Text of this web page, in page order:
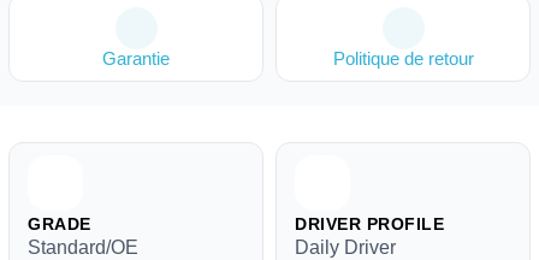
Garantie Politique de retour
GRADE
Standard/OE
DRIVER PROFILE
Daily Driver